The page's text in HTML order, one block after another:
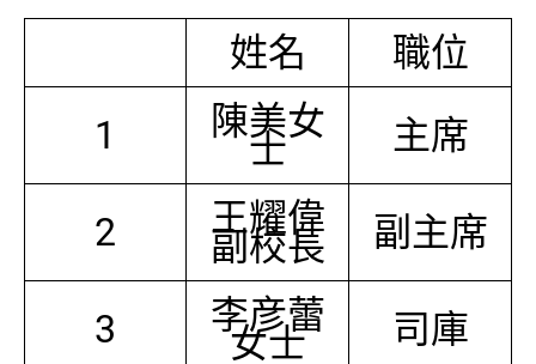
姓名
職位
1
陳美女
士 主席
2 王耀偉
副校長 副主席
3 李彦蕾
女士 司庫